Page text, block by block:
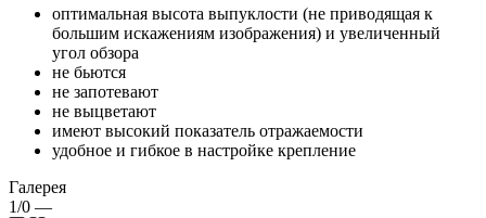
оптимальная высота выпуклости (не приводящая к
большим искажениям изображения) и увеличенный
угол обзора
не бьются
не запотевают
не выцветают
имеют высокий показатель отражаемости
удобное и гибкое в настройке крепление
Галерея
1/0 —